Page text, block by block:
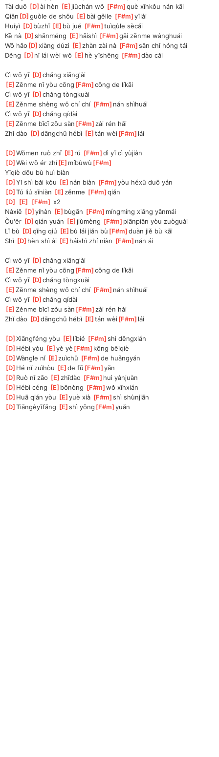
Tài duō [D ]
ài hèn [E ]jiūchán wǒ [F#m ]
què xīnkǒu nán kāi
Qiān [D ]
guòle de shǒu [E ]bài gěile [F#m ]
yīlài
Huíyì [D ]bùzhī [E ]bù jué [F#m ]tuìqùle sècǎi
Kě nà [D ]
shānméng [E ]hǎishì [F#m ]
gāi zěnme wànghuái
Wǒ hǎo [D ]
xiàng dúzì [E ]zhàn zài nà [F#m ]
sān chǐ hóng tái
Děng [D ]nǐ lái wèi wǒ [E ]hè yīshēng [F#m ]
dào cǎi
Cì wǒ yī [D ]
chǎng xiāng'ài
[E ]
Zěnme nǐ yòu cōng [F#m ]
cōng de líkāi
Cì wǒ yī [D ]
chǎng tòngkuài
[E ]
Zěnme shèng wǒ chí chí [F#m ]nán shìhuái
Cì wǒ yī [D ]
chǎng qídài
[E ]
Zěnme bǐcǐ zǒu sàn [F#m ]zài rén hǎi
Zhǐ dào [D ]
dāngchū hébì [E ]tán wèi[F#m ]lái
[D ]
Wǒmen ruò zhǐ [E ]rú [F#m ]
dì yī cì yùjiàn
[D ]
Wèi wǒ ér zhí[E ]míbùwù [F#m
Yīqiè dōu bù huì biàn
[D ]
Yǐ shì bǎi kǒu [E ]nán biàn [F#m ]
yòu héxū duō yán
[D ]
Tú liú sīniàn [E ]zěnme [F#m ]
qiǎn
[D [E [F#m ] x2
Nàxiē [D ]
yíhàn [E ]bùgān [F#m ]míngmíng xiǎng yǎnmái
Ǒu'ěr [D ]
qián yuán [E ]jiùmèng [F#m ]piānpiān yòu zuòguài
Lǐ bù [D ]
qīng qiú [E ]bù lái jiǎn bù [F#m ]
duàn jiě bù kāi
Shì [D ]hèn shì ài [E ]háishì zhí niàn [F#m ]nán ái
Cì wǒ yī [D ]
chǎng xiāng'ài
[E ]
Zěnme nǐ yòu cōng [F#m ]
cōng de líkāi
Cì wǒ yī [D ]
chǎng tòngkuài
[E ]
Zěnme shèng wǒ chí chí [F#m ]nán shìhuái
Cì wǒ yī [D ]
chǎng qídài
[E ]
Zěnme bǐcǐ zǒu sàn [F#m ]zài rén hǎi
Zhǐ dào [D ]
dāngchū hébì [E ]tán wèi[F#m ]lái
[D ]
Xiāngféng yòu [E ]líbié [F#m ]
shì děngxián
[D ]Hébì yòu [E ]
yè yè [F#m ]kōng bēiqiè
[D ]
Wàngle nǐ [E ]zuìchū [F#m ]
de huǎngyán
[D ]Hé nǐ zuìhòu [E ]
de fū [F#m ]
yǎn
[D ]Ruò nǐ zǎo [E ]zhīdào [F#m ]huì yànjuàn
[D ]Hébì céng [E ]bōnòng [F#m ]
wǒ xīnxián
[D ]Huā qián yòu [E ]
yuè xià [F#m ]
shì shùnjiān
[D ]
Tiāngèyīfāng [E ]
shì yǒng [F#m ]
yuǎn